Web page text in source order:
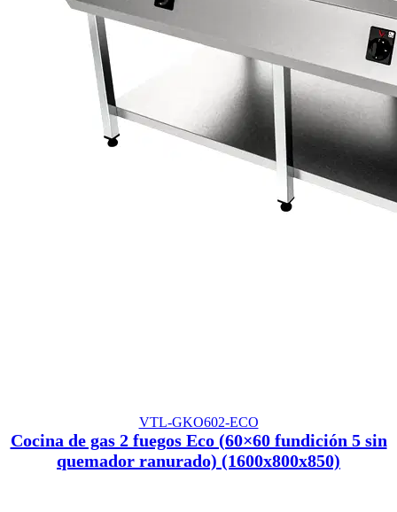
VTL-GKO602-ECO
Cocina de gas 2 fuegos Eco (60×60 fundición 5 sin
quemador ranurado) (1600x800x850)